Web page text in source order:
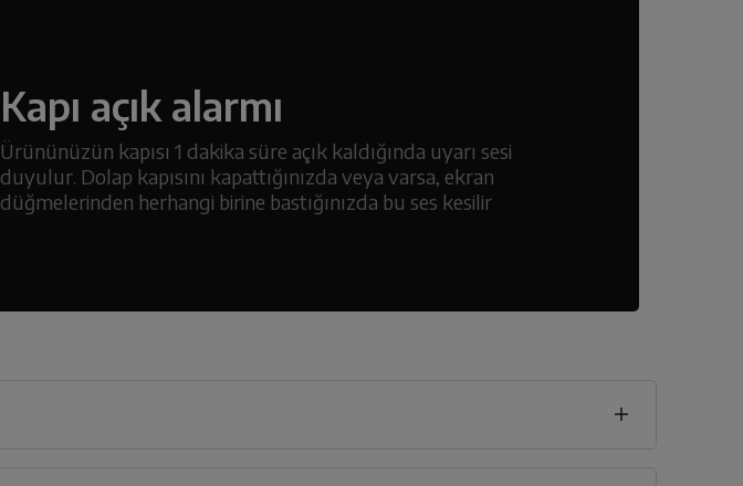
Kapı açık alarmı
Ürününüzün kapısı 1 dakika süre açık kaldığında uyarı sesi
duyulur. Dolap kapısını kapattığınızda veya varsa, ekran
düğmelerinden herhangi birine bastığınızda bu ses kesilir